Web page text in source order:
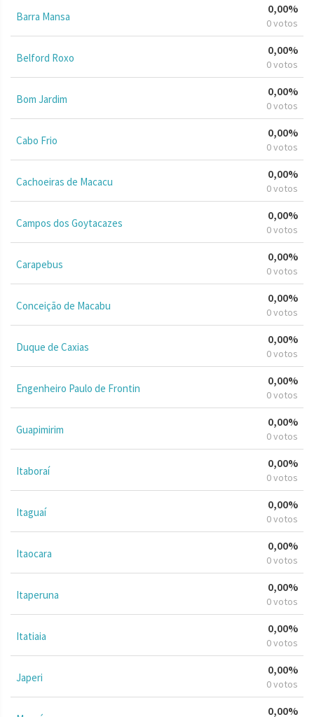
Barra Mansa
0,00%
0 votos
Belford Roxo
0,00%
0 votos
Bom Jardim
0,00%
0 votos
Cabo Frio
0,00%
0 votos
Cachoeiras de Macacu
0,00%
0 votos
Campos dos Goytacazes
0,00%
0 votos
Carapebus
0,00%
0 votos
Conceição de Macabu
0,00%
0 votos
Duque de Caxias
0,00%
0 votos
Engenheiro Paulo de Frontin
0,00%
0 votos
Guapimirim
0,00%
0 votos
Itaboraí
0,00%
0 votos
Itaguaí
0,00%
0 votos
Itaocara
0,00%
0 votos
Itaperuna
0,00%
0 votos
Itatiaia
0,00%
0 votos
Japeri
0,00%
0 votos
0,00%